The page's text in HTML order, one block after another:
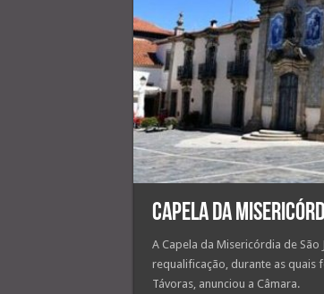
Capela da
A Capela da Misericórdia de
requalificação, durante as quais
Távoras, anunciou a Câmara.